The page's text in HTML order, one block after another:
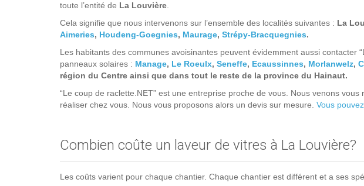
toute l’entité de La Louvière.
Cela signifie que nous intervenons sur l’ensemble des localités suivantes : La
Aimeries, Houdeng-Goegnies, Maurage, Strépy-Bracquegnies.
Les habitants des communes avoisinantes peuvent évidemment aussi contacter
panneaux solaires : Manage, Le Roeulx, Seneffe, Ecaussinnes, Morlanwelz,
région du Centre ainsi que dans tout le reste de la province du Hainaut.
“Le coup de raclette.NET” est une entreprise proche de vous. Nous venons vous
réaliser chez vous. Nous vous proposons alors un devis sur mesure. Vous
Combien coûte un laveur de vitres à La Louvière?
Les coûts varient pour chaque chantier. Chaque chantier est différent et a ses